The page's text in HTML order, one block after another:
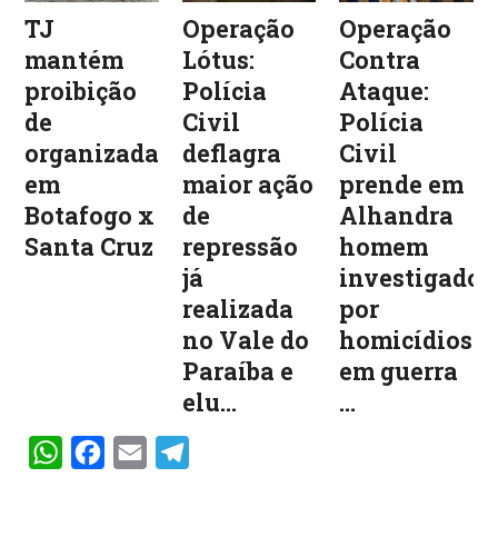
TJ
mantém
proibição
de
organizadas
em
Botafogo x
Santa Cruz
Operação
Lótus:
Polícia
Civil
deflagra
maior ação
de
repressão
já
realizada
no Vale do
Paraíba e
elu...
Operação
Contra
Ataque:
Polícia
Civil
prende em
Alhandra
homem
investigado
por
homicídios
em guerra
...
WhatsAppFacebook
Email